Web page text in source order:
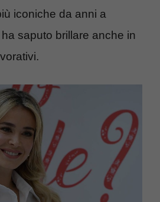
iconiche da anni a
saputo brillare anche in